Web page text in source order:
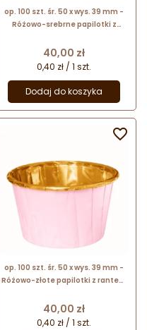
op. 100 szt. śr. 50 x wys. 39 mm -
Różowo-srebrne papilotki z
aluminiową do pieczenia
babeczek
Cena
40,00 zł
0,40 zł / 1 szt.
Dodaj do koszyka
op. 100 szt. śr. 50 x wys. 39 mm -
Różowo-złote papilotki z rantem
do pieczenia babeczek
Cena
40,00 zł
0,40 zł / 1 szt.
